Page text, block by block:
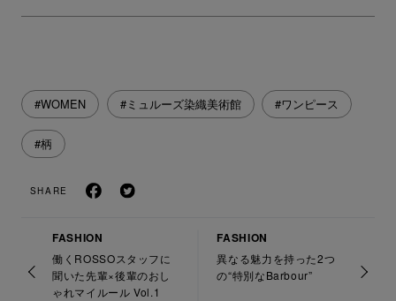
#WOMEN #ミュルーズ染織美術館 #ワンピース
#柄
SHARE
FASHION
働くROSSOスタッフに
聞いた先輩×後輩のおし
ゃれマイルール Vol.1
FASHION
異なる魅力を持った2つ
の“特別なBarbour”